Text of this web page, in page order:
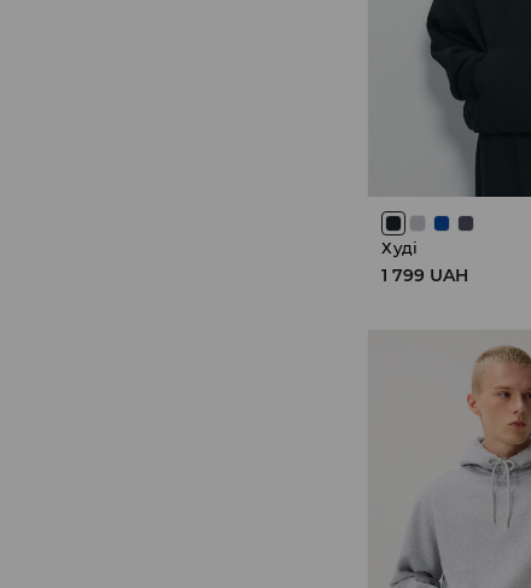
Худі
1 799 UAH